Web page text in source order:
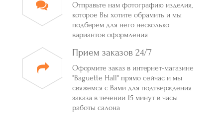
Отправьте нам фотографию изделия,
которое Вы хотите обрамить и мы
подберем для него несколько
вариантов оформления
Прием заказов 24/7
Оформите заказ в интернет-магазине
"Baguette Hall" прямо сейчас и мы
свяжемся с Вами для подтверждения
заказа в течении 15 минут в часы
работы салона